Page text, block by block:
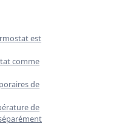
est
comme
de
de